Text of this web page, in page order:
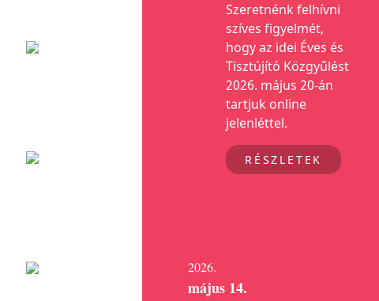
Szeretnénk felhívni
szíves figyelmét,
hogy az idei Éves és
Tisztújító Közgyűlést
2026. május 20-án
tartjuk online
jelenléttel.
RÉSZLETEK
2026.
május 14.